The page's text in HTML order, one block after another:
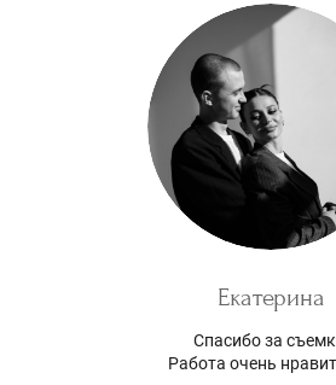
Екатерина
Спасибо за
Работа очень